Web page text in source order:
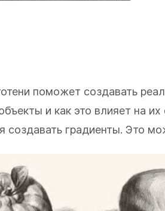
поможет создавать
и как это влияет на
создавать градиенты. Это